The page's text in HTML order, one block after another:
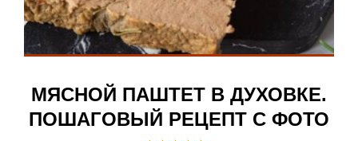
МЯСНОЙ ПАШТЕТ В ДУХОВКЕ.
ПОШАГОВЫЙ РЕЦЕПТ С ФОТО